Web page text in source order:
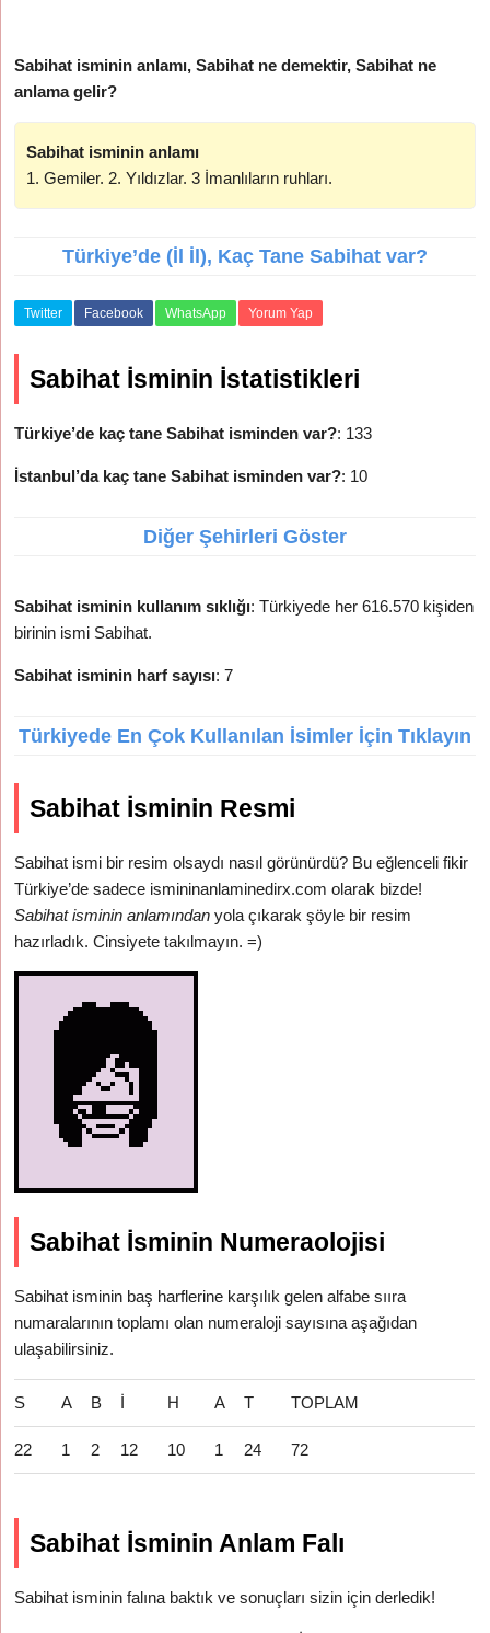
Sabihat isminin anlamı, Sabihat ne demektir, Sabihat ne
anlama gelir?
Sabihat isminin anlamı
1. Gemiler. 2. Yıldızlar. 3 İmanlıların ruhları.
Türkiye’de (İl İl), Kaç Tane Sabihat var?
Twitter Facebook WhatsApp Yorum Yap
Sabihat İsminin İstatistikleri
Türkiye’de kaç tane Sabihat isminden var?: 133
İstanbul’da kaç tane Sabihat isminden var?: 10
Diğer Şehirleri Göster
Sabihat isminin kullanım sıklığı: Türkiyede her 616.570 kişiden
birinin ismi Sabihat.
Sabihat isminin harf sayısı: 7
Türkiyede En Çok Kullanılan İsimler İçin Tıklayın
Sabihat İsminin Resmi
Sabihat ismi bir resim olsaydı nasıl görünürdü? Bu eğlenceli fikir
Türkiye’de sadece ismininanlaminedirx.com olarak bizde!
Sabihat isminin anlamından yola çıkarak şöyle bir resim
hazırladık. Cinsiyete takılmayın. =)
Sabihat İsminin Numeraolojisi
Sabihat isminin baş harflerine karşılık gelen alfabe sııra
numaralarının toplamı olan numeraloji sayısına aşağıdan
ulaşabilirsiniz.
S A B İ H A T TOPLAM
22 1 2 12 10 1 24 72
Sabihat İsminin Anlam Falı
Sabihat isminin falına baktık ve sonuçları sizin için derledik!